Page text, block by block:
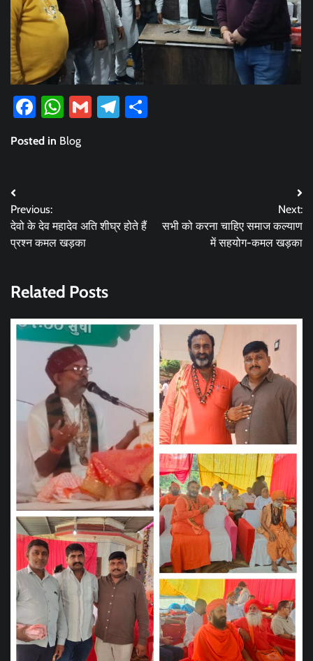
Facebook
WhatsApp
GmailTelegram
Posted in Blog
Post
navigation
Previous:
देवो के देव महादेव अति शीघ्र होते हैं
प्रश्न कमल खड़का
Next:
सभी को करना चाहिए समाज कल्याण
में सहयोग-कमल खड़का
Related Posts